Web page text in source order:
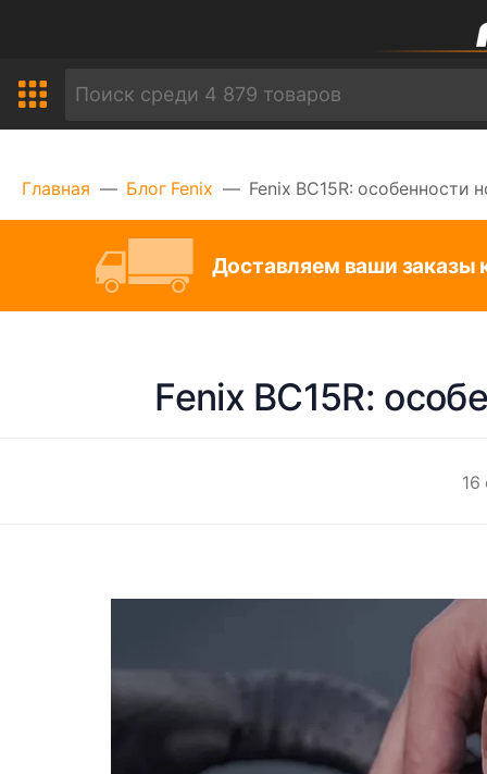
Главная Блог Fenix Fenix BC15R: особенности
Доставляем ваши заказы
Fenix BC15R:
16